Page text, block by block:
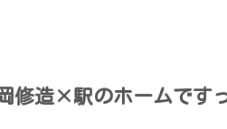
修造×駅のホームです